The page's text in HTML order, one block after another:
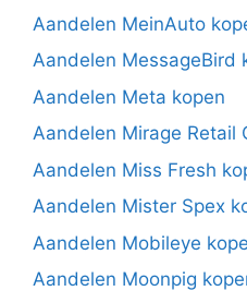
Aandelen MeinAuto
Aandelen MessageBird
Aandelen Meta kopen
Aandelen Mirage Retail
Aandelen Miss Fresh
Aandelen Mister Spex
Aandelen Mobileye
Aandelen Moonpig